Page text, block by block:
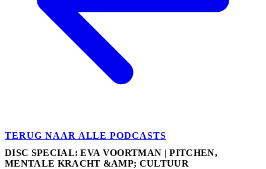
TERUG NAAR ALLE PODCASTS
DISC SPECIAL: EVA VOORTMAN | PITCHEN,
MENTALE KRACHT &AMP; CULTUUR